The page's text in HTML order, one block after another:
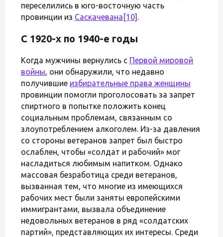
переселились в юго-восточную часть
провинции из Саскачевана [10] .
С 1920-х по 1940-е годы
Когда мужчины вернулись с Первой мировой
войны, они обнаружили, что недавно
получившие избирательные права женщины
провинции помогли проголосовать за запрет
спиртного в попытке положить конец
социальным проблемам, связанным со
злоупотреблением алкоголем. Из-за давления
со стороны ветеранов запрет был быстро
ослаблен, чтобы «солдат и рабочий» мог
насладиться любимым напитком. Однако
массовая безработица среди ветеранов,
вызванная тем, что многие из имеющихся
рабочих мест были заняты европейскими
иммигрантами, вызвала объединение
недовольных ветеранов в ряд «солдатских
партий», представляющих их интересы. Среди